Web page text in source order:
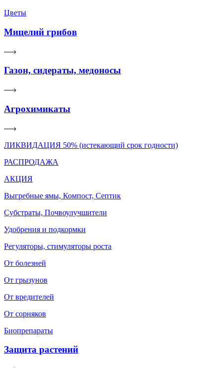
Цветы
Мицелий грибов
Газон, сидераты, медоносы
Агрохимикаты
ЛИКВИДАЦИЯ 50% (истекающий срок годности)
РАСПРОДАЖА
АКЦИЯ
Выгребные ямы, Компост, Септик
Субстраты, Почвоулучшители
Удобрения и подкормки
Регуляторы, стимуляторы роста
От болезней
От грызунов
От вредителей
От сорняков
Биопрепараты
Защита растений